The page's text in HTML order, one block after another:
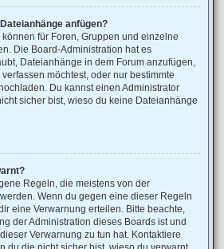
anfügen?
für Foren, Gruppen und einzelne
Die Board-Administration hat es
Dateianhänge in dem Forum anzufügen,
möchtest, oder nur bestimmte
Du kannst einen Administrator
sicher bist, wieso du keine Dateianhänge
Regeln, die meistens von der
Wenn du gegen eine dieser Regeln
eine Verwarnung erteilen. Bitte beachte,
der Administration dieses Boards ist und
Verwarnung zu tun hat. Kontaktiere